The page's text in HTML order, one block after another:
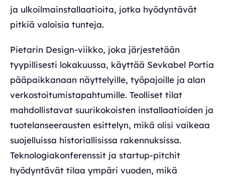
ja ulkoilmainstallaatioita, jotka hyödyntävät
pitkiä valoisia tunteja.
Pietarin Design-viikko, joka järjestetään
tyypillisesti lokakuussa, käyttää Sevkabel Portia
pääpaikkanaan näyttelyille, työpajoille ja alan
verkostoitumistapahtumille. Teolliset tilat
mahdollistavat suurikokoisten installaatioiden ja
tuotelanseerausten esittelyn, mikä olisi vaikeaa
suojelluissa historiallisissa rakennuksissa.
Teknologiakonferenssit ja startup-pitchit
hyödyntävät tilaa ympäri vuoden, mikä